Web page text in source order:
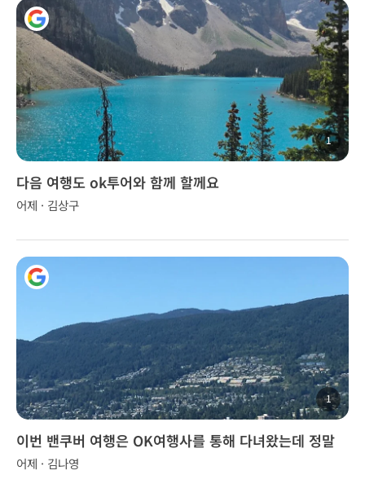
1
다음 여행도 ok투어와 함께 할께요
어제 · 김상구
1
이번 밴쿠버 여행은 OK여행사를 통해 다녀왔는데 정말
좋았습니다.
어제 · 김나영